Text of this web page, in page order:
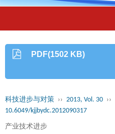
PDF(1502 KB)
科技进步与对策 ›› 2013, Vol. 30 ››
10.6049/kjjbydc.2012090317
产业技术进步